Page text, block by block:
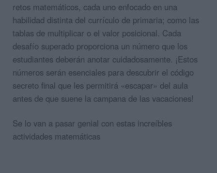
retos matemáticos, cada uno enfocado en una
habilidad distinta del currículo de primaria; como las
tablas de multiplicar o el valor posicional. Cada
desafío superado proporciona un número que los
estudiantes deberán anotar cuidadosamente. ¡Estos
números serán esenciales para descubrir el código
secreto final que les permitirá «escapar» del aula
antes de que suene la campana de las vacaciones!
Se lo van a pasar genial con estas increíbles
actividades matemáticas